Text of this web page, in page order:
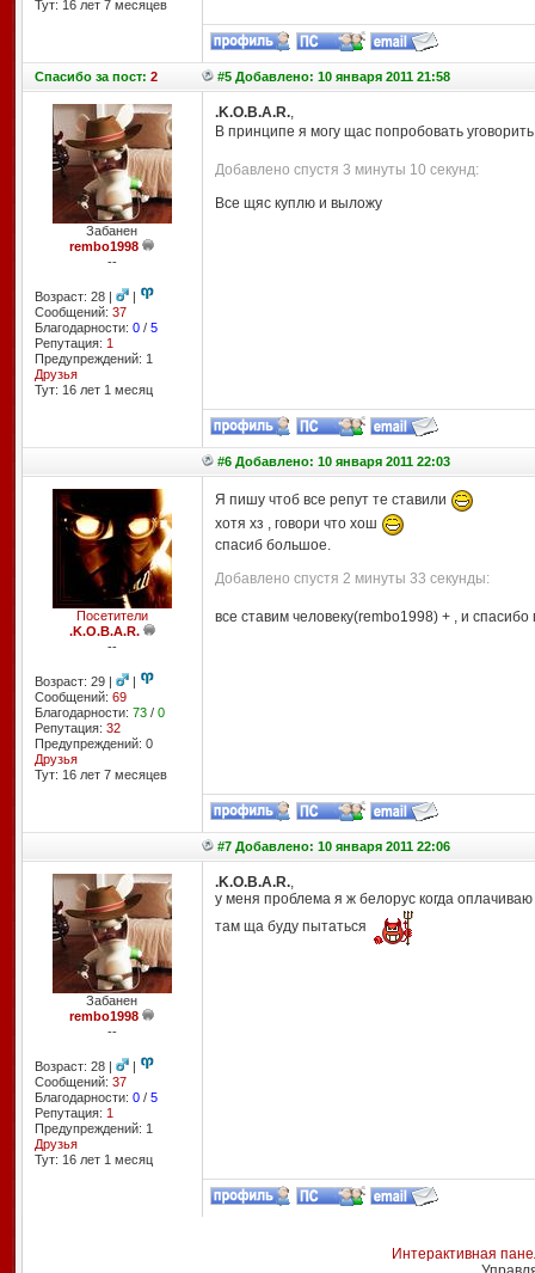
Тут: 16 лет 7 месяцев
Спасибоза пост: 2 #5 Добавлено: 10 января 2011 21:58
Забанен
rembo1998
--
Возраст: 28 |
|
Сообщений: 37
Благодарности: 0/ 5
Репутация: 1
Предупреждений: 1
Друзья
Тут: 16 лет 1 месяц
.K.O.B.A.R.,
В принципе я могу щас попробовать
Добавлено спустя 3 минуты 10 секунд:
Все щяс куплю и выложу
#6 Добавлено: 10 января 2011 22:03
Посетители
.K.O.B.A.R.
--
Возраст: 29 |
|
Сообщений: 69
Благодарности: 73/ 0
Репутация: 32
Предупреждений: 0
Друзья
Тут: 16 лет 7 месяцев
Я пишу чтоб все репут те ставили
хотя хз , говори что хош
спасиб большое.
Добавлено спустя 2 минуты 33 секунды:
все ставим человеку(rembo1998) + , и спасибо
#7 Добавлено: 10 января 2011 22:06
Забанен
rembo1998
--
Возраст: 28 |
|
Сообщений: 37
Благодарности: 0/ 5
Репутация: 1
Предупреждений: 1
Друзья
Тут: 16 лет 1 месяц
.K.O.B.A.R.,
у меня проблема я ж белорус когда
там ща буду пытаться
Интерактивная